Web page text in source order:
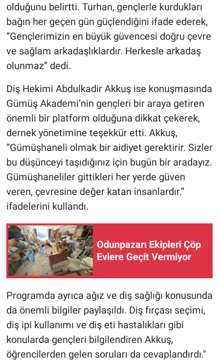
olduğunu belirtti. Turhan, gençlerle kurdukları
bağın her geçen gün güçlendiğini ifade ederek,
“Gençlerimizin en büyük güvencesi doğru çevre
ve sağlam arkadaşlıklardır. Herkesle arkadaş
olunmaz” dedi.
Diş Hekimi Abdulkadir Akkuş ise konuşmasında
Gümüş Akademi’nin gençleri bir araya getiren
önemli bir platform olduğuna dikkat çekerek,
dernek yönetimine teşekkür etti. Akkuş,
“Gümüşhaneli olmak bir aidiyet gerektirir. Sizler
bu düşünceyi taşıdığınız için bugün bir aradayız.
Gümüşhaneliler gittikleri her yerde güven
veren, çevresine değer katan insanlardır.”
ifadelerini kullandı.
Odunpazarı Ekipleri Çöp
Evlere Geçit Vermiyor
Programda ayrıca ağız ve diş sağlığı konusunda
da önemli bilgiler paylaşıldı. Diş fırçası seçimi,
diş ipi kullanımı ve diş eti hastalıkları gibi
konularda gençleri bilgilendiren Akkuş,
öğrencilerden gelen soruları da cevaplandırdı."